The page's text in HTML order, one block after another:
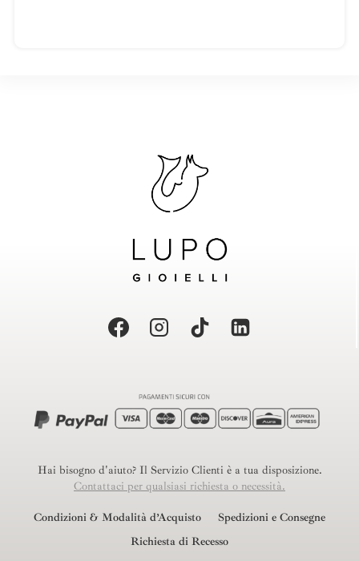
Hai bisogno d'aiuto? Il Servizio Clienti è a tua disposizione.
Contattaci per qualsiasi richiesta o necessità.
Condizioni & Modalità d’Acquisto
Spedizioni e Consegne
Richiesta di Recesso